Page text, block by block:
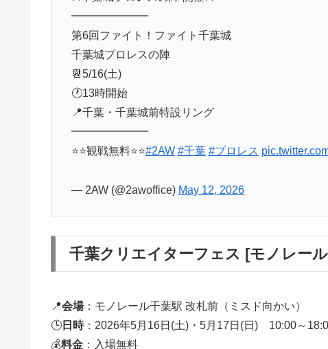
━━━━━━━
第6回ファイト！ファイト千葉城
千葉城プロレスの陣
📆5/16(土)
🕐13時開始
📍千葉・千葉城前特設リング
━━━━━━━
⭐️⭐️観戦無料⭐️⭐️#2AW #千葉 #プロレス
— 2AW (@2awoffice) May 12, 2026
千葉クリエイターフェス [モノレー
📍会場：モノレール千葉駅 改札前（ミスド向かい）
🕒 日時：2026年5月16日(土)・5月17日(日) 10:00～
💰料金 ：入場無料